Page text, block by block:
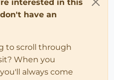
interested in this
have an
to scroll through
When you
always come